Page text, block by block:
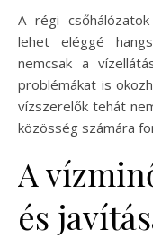
A régi
lehet eléggé
nemcsak a
problémákat is
vízszerelők tehát
közösség számára
A
és